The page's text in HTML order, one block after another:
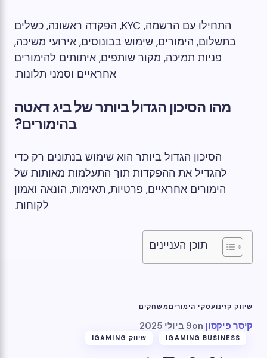
התחילו עם הרשמה, KYC, הפקדה ראשונה, כשלים
בתשלום, הימורים, שימוש בבונוסים, אירועי משיכה,
פניות תמיכה, מקור שותפים, איתותים להימורים
אחראיים וסמני תלונות.
מהו הסיכון הגדול ביותר של ביג דאטה
בהימורים?
הסיכון הגדול ביותר הוא שימוש בנתונים רק כדי
להגדיל את ההפקדות תוך התעלמות מאותות של
הימורים אחראיים, פרטיות, תאימות, הונאה ואמון
לקוחות.
תוכן העניינים
שיווק קזינועסקי הימוריםמשחקים
קיסר פיקסון on9 ביולי 2025
IGAMING BUSINESS שיווק IGAMING